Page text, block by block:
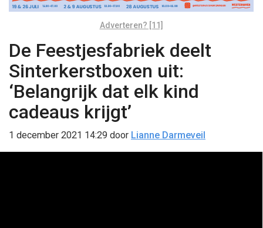
Adverteren? [11]
De Feestjesfabriek deelt
Sinterkerstboxen uit:
‘Belangrijk dat elk kind
cadeaus krijgt’
1 december 2021 14:29 door Lianne Darmeveil